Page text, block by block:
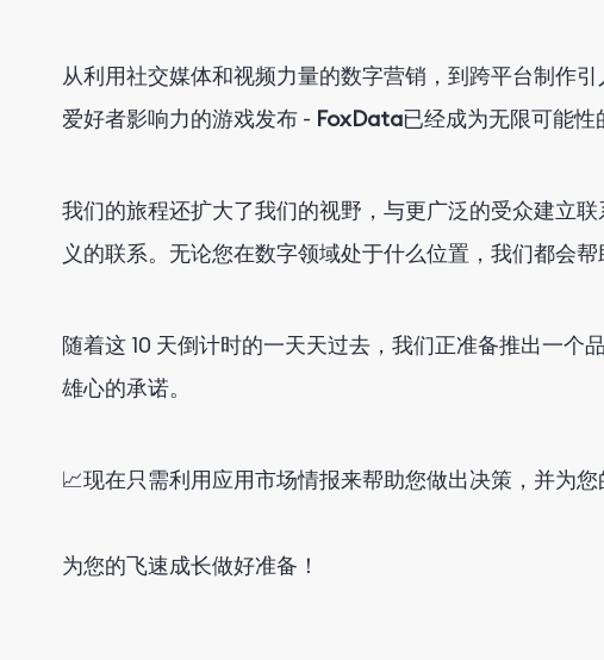
从利用社交媒体和视频力量的数字营销，到跨平台制作
爱好者影响力的游戏发布 - FoxData已经成为无限可能性
我们的旅程还扩大了我们的视野，与更广泛的受众建立
义的联系。无论您在数字领域处于什么位置，我们都会帮
随着这 10 天倒计时的一天天过去，我们正准备推出一
雄心的承诺。
📈现在只需利用应用市场情报来帮助您做出决策，并为您
为您的飞速成长做好准备！